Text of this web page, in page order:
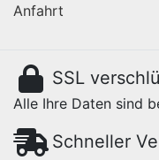
Anfahrt
SSL
Alle Ihre Daten sind
Schneller